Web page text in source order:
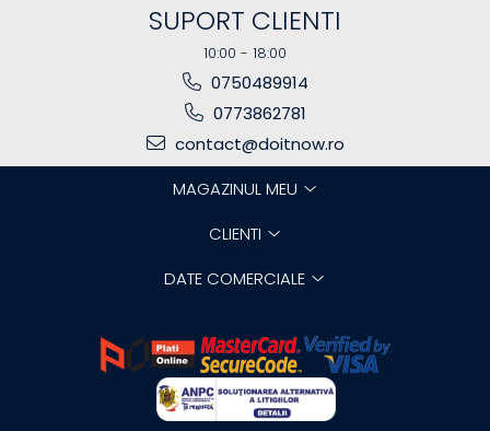
SUPORT CLIENTI
10:00 - 18:00
0750489914
0773862781
contact@doitnow.ro
MAGAZINUL MEU
CLIENTI
DATE COMERCIALE